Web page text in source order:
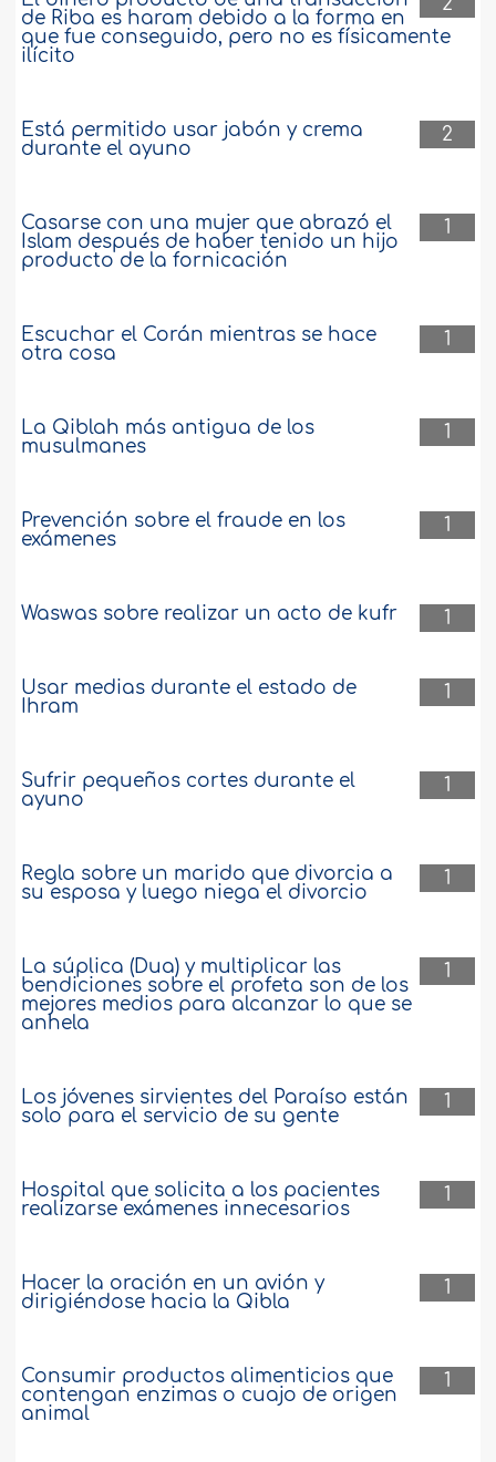
de Riba es haram debido a la forma en
que fue conseguido, pero no es físicamente
ilícito
2
Está permitido usar jabón y crema
durante el ayuno
1
Casarse con una mujer que abrazó el
Islam después de haber tenido un hijo
producto de la fornicación
1
Escuchar el Corán mientras se hace
otra cosa
1
La Qiblah más antigua de los
musulmanes
1
Prevención sobre el fraude en los
exámenes
1
Waswas sobre realizar un acto de kufr
1
Usar medias durante el estado de
Ihram
1
Sufrir pequeños cortes durante el
ayuno
1
Regla sobre un marido que divorcia a
su esposa y luego niega el divorcio
1
La súplica (Dua) y multiplicar las
bendiciones sobre el profeta son de los
mejores medios para alcanzar lo que se
anhela
1
Los jóvenes sirvientes del Paraíso están
solo para el servicio de su gente
1
Hospital que solicita a los pacientes
realizarse exámenes innecesarios
1
Hacer la oración en un avión y
dirigiéndose hacia la Qibla
1
Consumir productos alimenticios que
contengan enzimas o cuajo de origen
animal